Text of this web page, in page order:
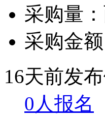
采购量：
采购金
16天前发布
0人报名